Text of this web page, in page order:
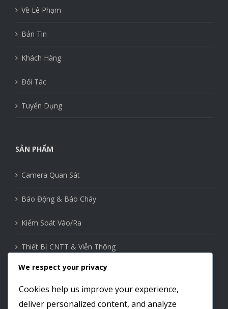
Về Lê Phạm
Bản Tin
Khách Hàng
Đối Tác
Tuyển Dụng
SẢN PHẨM
Camera Quan Sát
Báo Động & Báo Cháy
Kiểm Soát Vào/Ra
Thiết Bị CNTT & Viễn Thông
Thiết Bị Mạng
Nhà Thông Minh
We respect your privacy
Cookies help us improve your experience,
deliver personalized content, and analyze